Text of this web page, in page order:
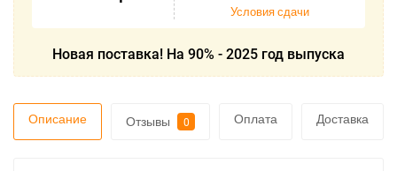
Условия сдачи
Новая поставка! На 90% - 2025 год выпуска
Описание Отзывы 0 Оплата Доставка